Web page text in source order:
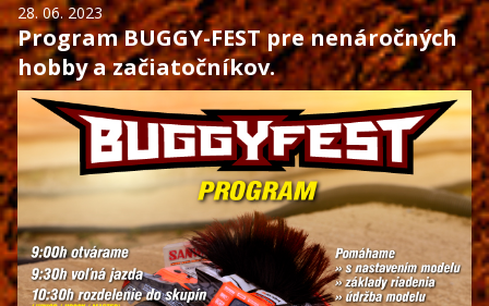
28. 06. 2023
Program BUGGY-FEST pre nenáročných
hobby a začiatočníkov.